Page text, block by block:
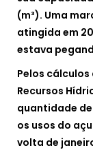
(m³). Uma
atingida em
estava
Pelos
Recursos
quantidade
os usos do
volta de